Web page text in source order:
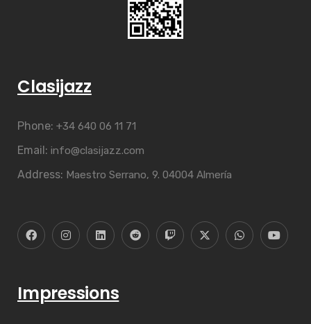
Clasijazz
Phone: +34 640 06 11 71
Email: info@clasijazz.com
Address: Maestro Serrano, 9. 04004 Almería
Impressions